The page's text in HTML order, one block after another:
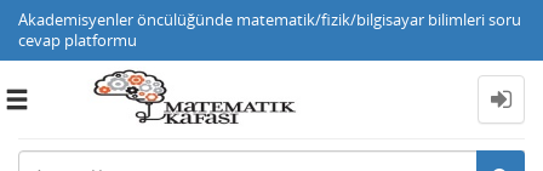
Akademisyenler öncülüğünde matematik/fizik/bilgisayar bilimleri soru
cevap platformu
Toggle